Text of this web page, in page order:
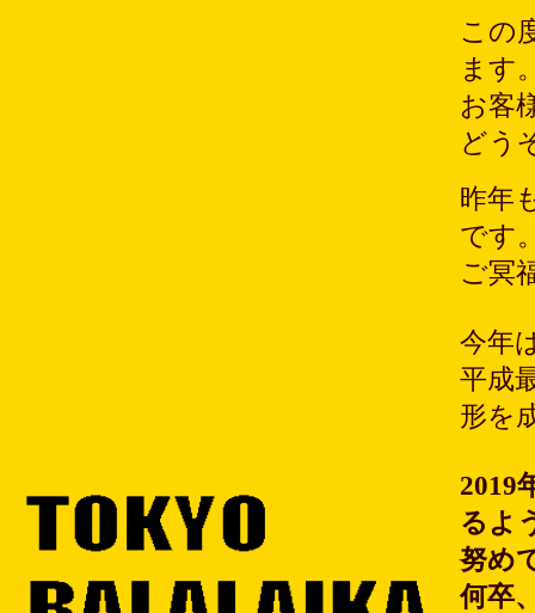
この
ます
お客
どう
昨年
です
ご冥
今年
平成
形を
2019
るよ
努め
何卒